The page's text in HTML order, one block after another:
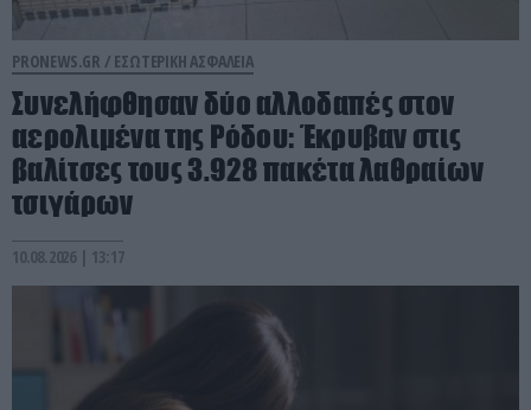
PRONEWS.GR / ΕΣΩΤΕΡΙΚΗ ΑΣΦΑΛΕΙΑ
Συνελήφθησαν δύο αλλοδαπές στον
αερολιμένα της Ρόδου: Έκρυβαν στις
βαλίτσες τους 3.928 πακέτα λαθραίων
τσιγάρων
10.08.2026 | 13:17